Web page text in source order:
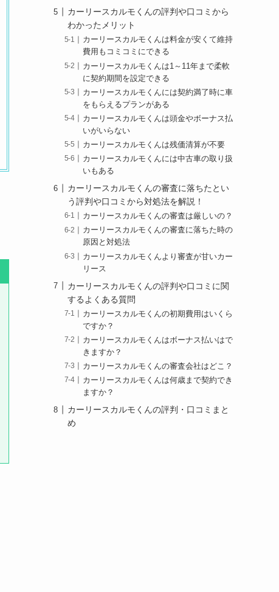
カーリースカルモくんの評判や口コミから
わかったメリット
カーリースカルモくんは料金が安くて維持
費用もコミコミにできる
カーリースカルモくんは1～11年まで柔軟
に契約期間を設定できる
カーリースカルモくんには契約満了時に車
をもらえるプランがある
カーリースカルモくんは頭金やボーナス払
いがいらない
カーリースカルモくんは残価清算が不要
カーリースカルモくんには中古車の取り扱
いもある
カーリースカルモくんの審査に落ちたとい
う評判や口コミから対処法を解説！
カーリースカルモくんの審査は厳しいの？
カーリースカルモくんの審査に落ちた時の
原因と対処法
カーリースカルモくんより審査が甘いカー
リース
カーリースカルモくんの評判や口コミに関
するよくある質問
カーリースカルモくんの初期費用はいくら
ですか？
カーリースカルモくんはボーナス払いはで
きますか？
カーリースカルモくんの審査会社はどこ？
カーリースカルモくんは何歳まで契約でき
ますか？
カーリースカルモくんの評判・口コミまと
め